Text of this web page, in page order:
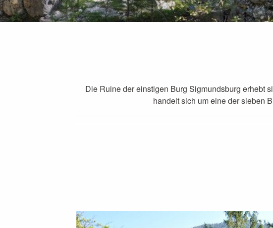
Die Ruine der einstigen Burg Sigmundsburg erhebt
handelt sich um eine der sieben